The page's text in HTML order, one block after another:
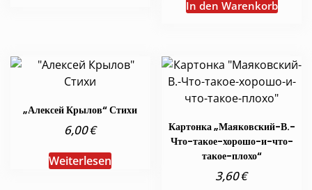
In den Warenkorb
„Алексей Крылов“ Стихи
6,00€
Weiterlesen
Картонка „Маяковский-В.-
Что-такое-хорошо-и-что-
такое-плохо“
3,60€